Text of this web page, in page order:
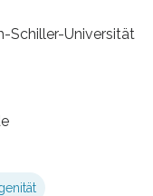
Schiller-Universität